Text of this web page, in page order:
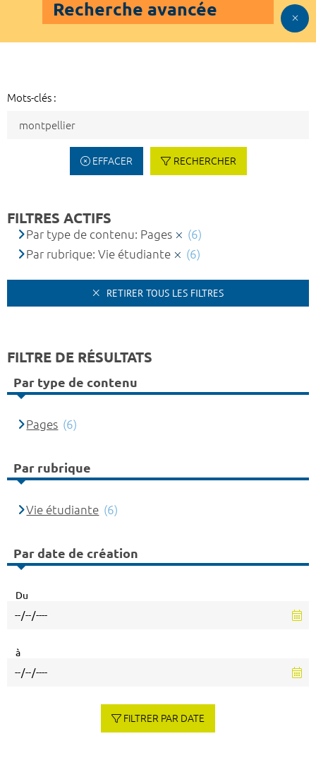
Recherche avancée
Mots-clés :
EFFACER RECHERCHER
FILTRES ACTIFS
Par type de contenu: Pages
(6)
Par rubrique: Vie étudiante
(6)
RETIRER TOUS LES FILTRES
FILTRE DE RÉSULTATS
Par type de contenu
Pages (6)
Par rubrique
Vie étudiante (6)
Par date de création
Du
à
FILTRER PAR DATE